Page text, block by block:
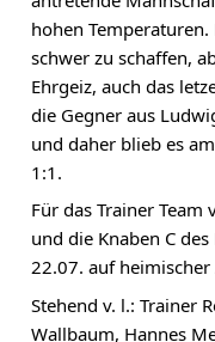
hohen
schwer zu schaffen,
Ehrgeiz, auch das
die Gegner aus
und daher blieb es
1:1.
Für das Trainer
und die Knaben C
22.07. auf heimischer
Stehend v. l.: Trainer
Wallbaum, Hannes